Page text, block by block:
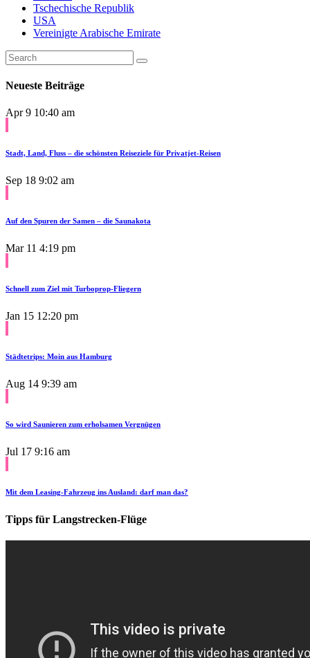
Tschechische Republik
USA
Vereinigte Arabische Emirate
Neueste Beiträge
Apr 9 10:40 am
Stadt, Land, Fluss – die schönsten Reiseziele für Privatjet-Reisen
Sep 18 9:02 am
Auf den Spuren der Samen – die Saunakota
Mar 11 4:19 pm
Schnell zum Ziel mit Turboprop-Fliegern
Jan 15 12:20 pm
Städtetrips: Moin aus Hamburg
Aug 14 9:39 am
So wird Saunieren zum erholsamen Vergnügen
Jul 17 9:16 am
Mit dem Leasing-Fahrzeug ins Ausland: darf man das?
Tipps für Langstrecken-Flüge